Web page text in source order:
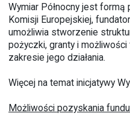
Wymiar Północny jest
Komisji Europejskiej,
umożliwia stworzenie
pożyczki, granty i
zakresie jego działania.
Więcej na temat inicjatywy
Możliwości pozyskania